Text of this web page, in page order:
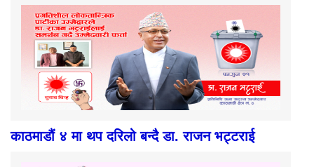
काठमाडौं ४ मा थप दरिलो बन्दै डा. राजन भट्टराई